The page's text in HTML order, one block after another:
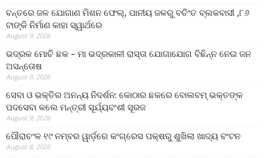
ବନ୍ତରେ ଜଳ ଯୋଗାଣ ମିଶନ ଫେଲ୍‌, ପାନୀୟ ଜଳରୁ ବଚିଂତ ବ୍ଲକବାସୀ ,୮୬
ଟାଙ୍କି ନିର୍ମାଣ କାହା ସ୍ୱାର୍ଥରେ
August 9, 2026
ଭଦ୍ରକ ମୋଚି ଛକ – ମା ଭଦ୍ରକାଳୀ ରାସ୍ତା ଯୋଗାଯୋଗ ବିଛିନ୍ନ ନେଇ ଜନ
ଅସନ୍ତୋଷ
August 9, 2026
ସେବା ଓ ଭକ୍ତିର ଅନନ୍ୟ ନିଦର୍ଶନ: କୋଠାର ଛକରେ ବୋଲବମ୍ ଭକ୍ତଙ୍କ
ପଦସେବା କଲେ ମନ୍ତ୍ରୀ ସୂର୍ଯ୍ୟବଂଶୀ ସୂରଜ
August 9, 2026
ପୌରାଚଂଳ ୧୯ ନମ୍ବର ୱାର୍ଡ଼ରେ କଂଗ୍ରେସ ପକ୍ଷରୁ ଶୁଖିଲା ଖାଦ୍ୟ ବଂଟନ
August 8, 2026